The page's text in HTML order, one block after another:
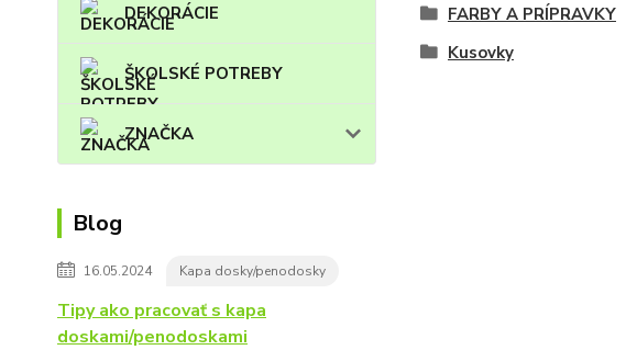
DEKORÁCIE
ŠKOLSKÉ POTREBY
ZNAČKA
Blog
16.05.2024 Kapa dosky/penodosky
Tipy ako pracovať s kapa
doskami/penodoskami
FARBY A PRÍPRAVKY
Kusovky